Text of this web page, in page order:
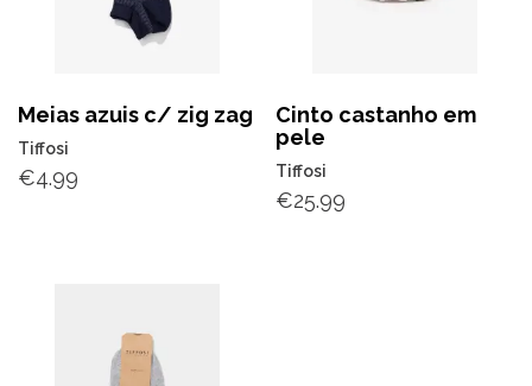
Meias azuis c/ zig zag
Tiffosi
€4.99
Cinto castanho em
pele
Tiffosi
€25.99